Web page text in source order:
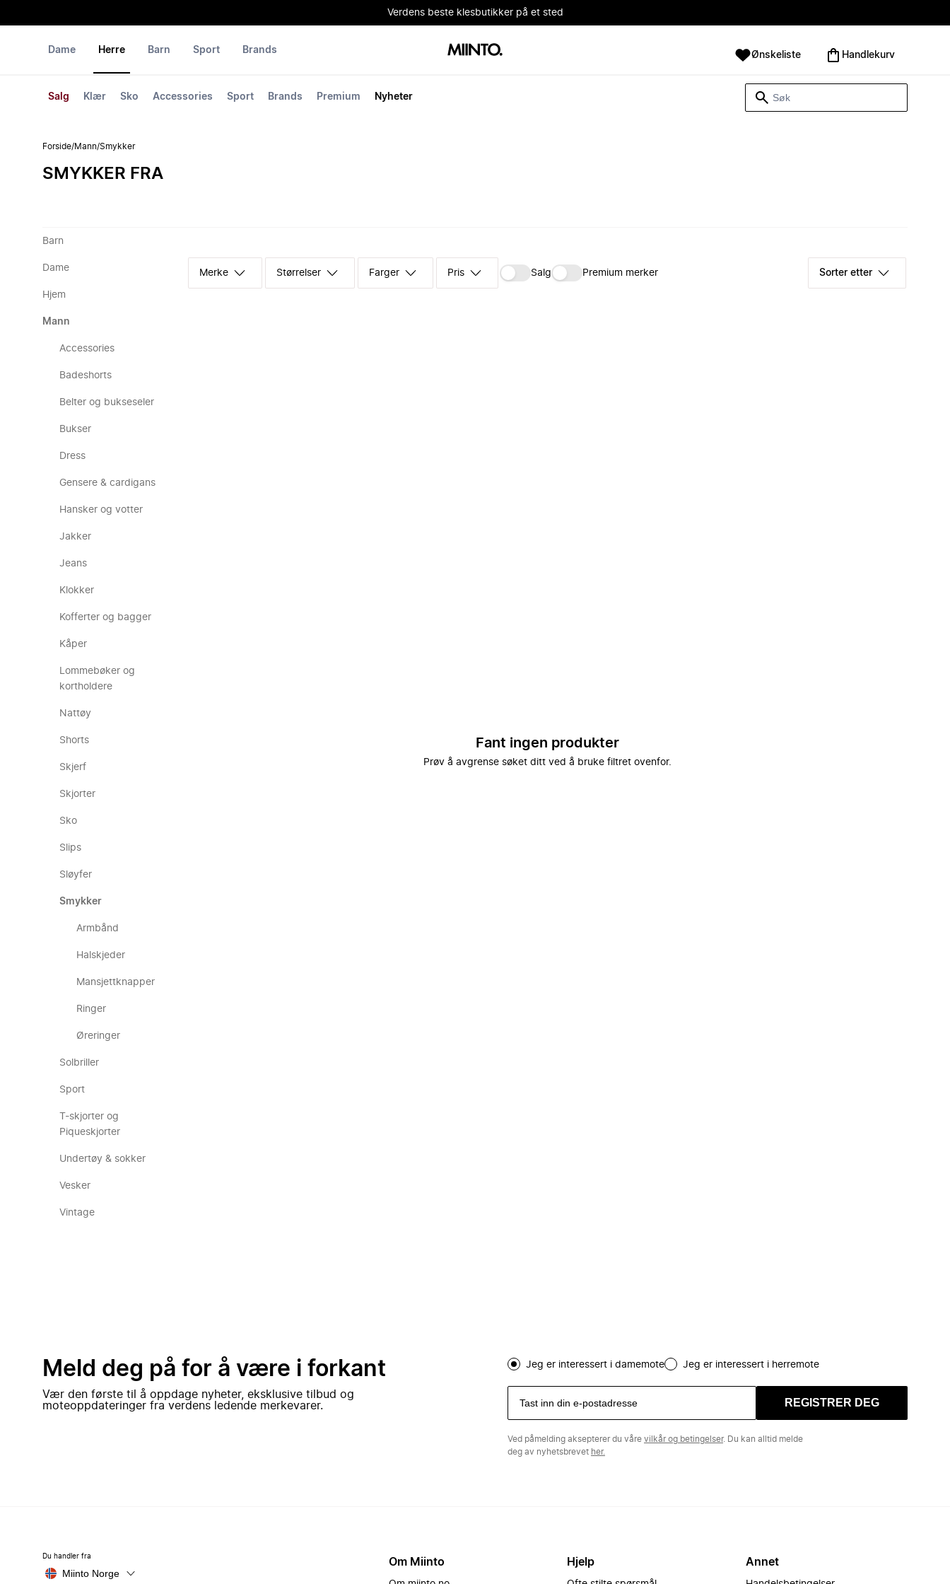
Verdens beste klesbutikker på et sted
Dame Herre
Salg Klær Sko Accessories Sport Brands Premium Nyheter
Barn Sport Brands Ønskeliste Handlekurv
Forside/Mann/Smykker
SMYKKER FRA
Barn
Dame
Hjem
Mann
Accessories
Badeshorts
Belter og bukseseler
Bukser
Dress
Gensere & cardigans
Hansker og votter
Jakker
Jeans
Klokker
Kofferter og bagger
Kåper
Lommebøker og
kortholdere
Nattøy
Shorts
Skjerf
Skjorter
Sko
Slips
Sløyfer
Smykker
Armbånd
Halskjeder
Mansjettknapper
Ringer
Øreringer
Solbriller
Sport
T-skjorter og
Piqueskjorter
Undertøy & sokker
Vesker
Vintage
Merke Størrelser Farger Pris Salg Premium merker Sorter etter
Fant ingen produkter
Prøv å avgrense søket ditt ved å bruke filtret ovenfor.
Meld deg på for å være i forkant
Vær den første til å oppdage nyheter, eksklusive tilbud og
moteoppdateringer fra verdens ledende merkevarer.
Jeg er interessert i damemote Jeg er interessert i herremote
REGISTRER DEG
Ved påmelding aksepterer du våre vilkår og betingelser. Du kan alltid melde
deg av nyhetsbrevet her.
Du handler fra
Miinto Norge
Om Miinto Hjelp Annet